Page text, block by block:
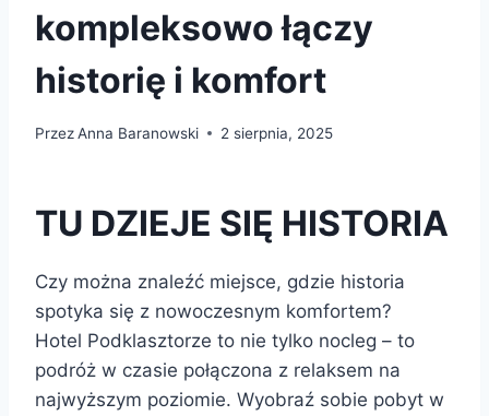
kompleksowo łączy
historię i komfort
PrzezAnna Baranowski 2 sierpnia, 2025
TU DZIEJE SIĘ HISTORIA
Czy można znaleźć miejsce, gdzie historia
spotyka się z nowoczesnym komfortem?
Hotel Podklasztorze to nie tylko nocleg – to
podróż w czasie połączona z relaksem na
najwyższym poziomie. Wyobraź sobie pobyt w